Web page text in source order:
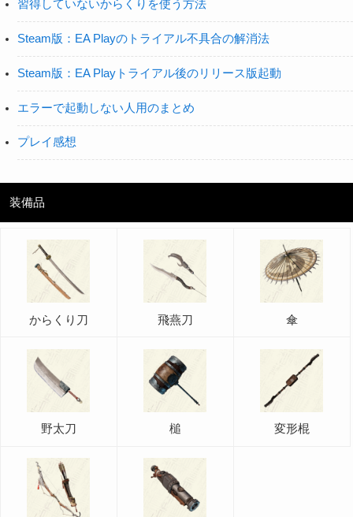
習得していないからくりを使う方法
Steam版：EA Playのトライアル不具合の解消法
Steam版：EA Playトライアル後のリリース版起動
エラーで起動しない人用のまとめ
プレイ感想
装備品
からくり刀 飛燕刀 傘
野太刀 槌 変形棍